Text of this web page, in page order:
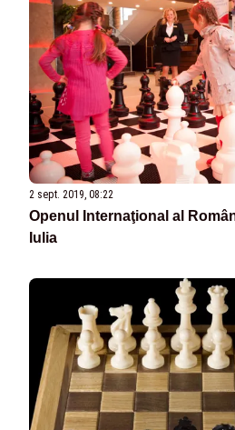
2 sept. 2019, 08:22
Openul Internaţional al
Iulia